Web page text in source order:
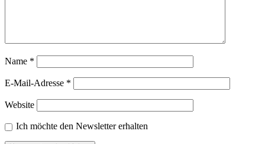
Name *
E-Mail-Adresse *
Website
Ich möchte den Newsletter erhalten